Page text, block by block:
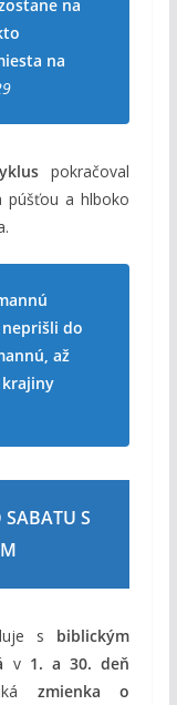
na
na
pokračoval
púšťou a hlboko
do
až
S
s biblickým
v 1. a 30. deň
zmienka o